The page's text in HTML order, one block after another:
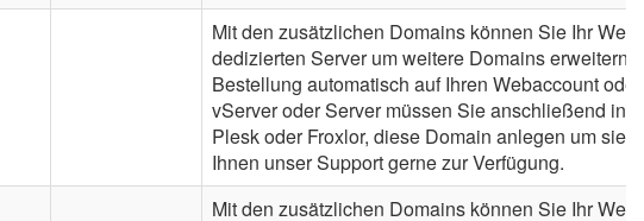
Mit den zusätzlichen Domains können Sie Ihr
dedizierten Server um weitere Domains
Bestellung automatisch auf Ihren Webaccount
vServer oder Server müssen Sie anschließend in
Plesk oder Froxlor, diese Domain anlegen um sie
Ihnen unser Support gerne zur Verfügung.
Mit den zusätzlichen Domains können Sie Ihr